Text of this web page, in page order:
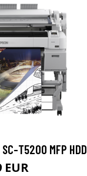
SC-T5200 MFP HDD
EUR